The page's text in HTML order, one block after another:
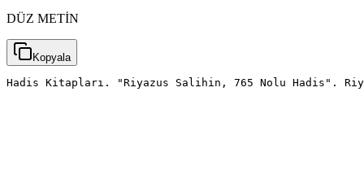
DÜZ METİN
Kopyala
Hadis Kitapları. "Riyazus Salihin, 765 Nolu Hadis".